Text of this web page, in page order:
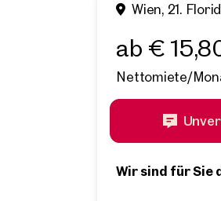
Wien, 21.
ab €
Nettomiete/
Wir sind für Sie